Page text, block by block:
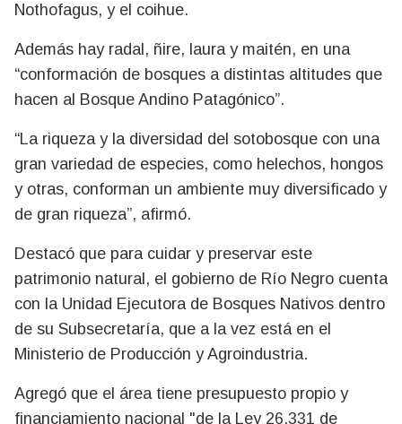
Nothofagus, y el coihue.
Además hay radal, ñire, laura y maitén, en una
“conformación de bosques a distintas altitudes que
hacen al Bosque Andino Patagónico”.
“La riqueza y la diversidad del sotobosque con una
gran variedad de especies, como helechos, hongos
y otras, conforman un ambiente muy diversificado y
de gran riqueza”, afirmó.
Destacó que para cuidar y preservar este
patrimonio natural, el gobierno de Río Negro cuenta
con la Unidad Ejecutora de Bosques Nativos dentro
de su Subsecretaría, que a la vez está en el
Ministerio de Producción y Agroindustria.
Agregó que el área tiene presupuesto propio y
financiamiento nacional "de la Ley 26.331 de